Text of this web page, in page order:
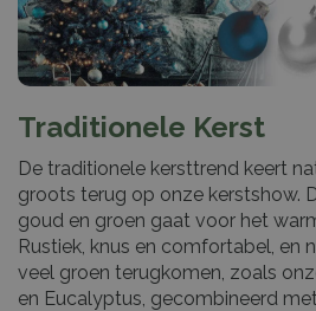
Traditionele Kerst
De traditionele kersttrend keert
groots terug op onze kerstshow.
goud en groen gaat voor het
Rustiek, knus en comfortabel, en
veel groen terugkomen, zoals
en Eucalyptus, gecombineerd